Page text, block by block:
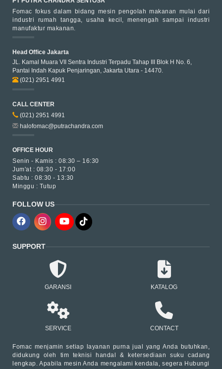
Fomac fokus dalam bidang mesin pengolah makanan mulai dari
industri rumah tangga, usaha kecil, menengah sampai industri
manufaktur makanan.
Head Office Jakarta
JL. Kamal Muara VII Sentra Industri Terpadu Tahap III Blok H No. 6,
Pantai Indah Kapuk Penjaringan, Jakarta Utara - 14470.
(021) 2951 4991
CALL CENTER
(021) 2951 4991
halofomac@putrachandra.com
OFFICE HOUR
Senin - Kamis : 08:30 – 16:30
Jum'at : 08:30 - 17:00
Sabtu : 08:30 - 13:30
Minggu : Tutup
FOLLOW US
SUPPORT
GARANSI KATALOG
SERVICE CONTACT
Fomac menjamin setiap layanan purna jual yang Anda butuhkan,
didukung oleh tim teknisi handal & ketersediaan suku cadang
lengkap. Apabila mesin Anda mengalami kendala, segera Hubungi